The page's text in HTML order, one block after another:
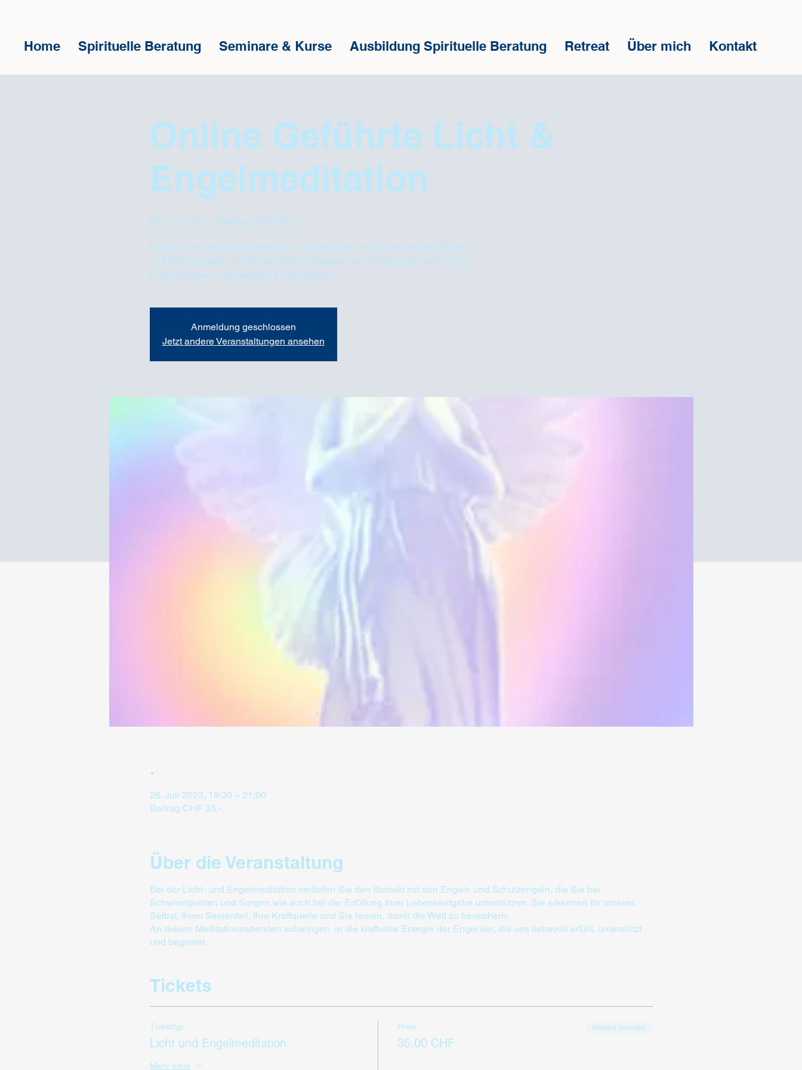
Home Spirituelle Beratung Seminare & Kurse Ausbildung Spirituelle Beratung Retreat Über mich Kontakt
Online Geführte Licht &
Engelmeditation
Mi., 26. Juli Beitrag CHF 35.-
Bei der Licht- und Engelmeditation vertiefen Sie den Kontakt mit den Engeln
und Schutzengeln, die Sie bei Schwierigkeiten und Sorgen wie auch bei der
Erfüllung Ihrer Lebensaufgabe unterstützen.
Anmeldung geschlossen
Jetzt andere Veranstaltungen ansehen
.
26. Juli 2023, 19:30 – 21:00
Beitrag CHF 35.-
Über die Veranstaltung
Bei der Licht- und Engelmeditation vertiefen Sie den Kontakt mit den Engeln und Schutzengeln, die Sie bei
Schwierigkeiten und Sorgen wie auch bei der Erfüllung Ihrer Lebensaufgabe unterstützen. Sie erkennen Ihr inneres
Selbst, Ihren Seelenteil, Ihre Kraftquelle und Sie lernen, damit die Welt zu bereichern.
An diesen Meditationsabenden schwingen in die kraftvolle Energie der Engel ein, die uns liebevoll erfüllt, unterstützt
und begleitet.
Tickets
Tickettyp
Licht und Engelmeditation
Mehr Infos
Preis
35,00 CHF
Verkauf beendet